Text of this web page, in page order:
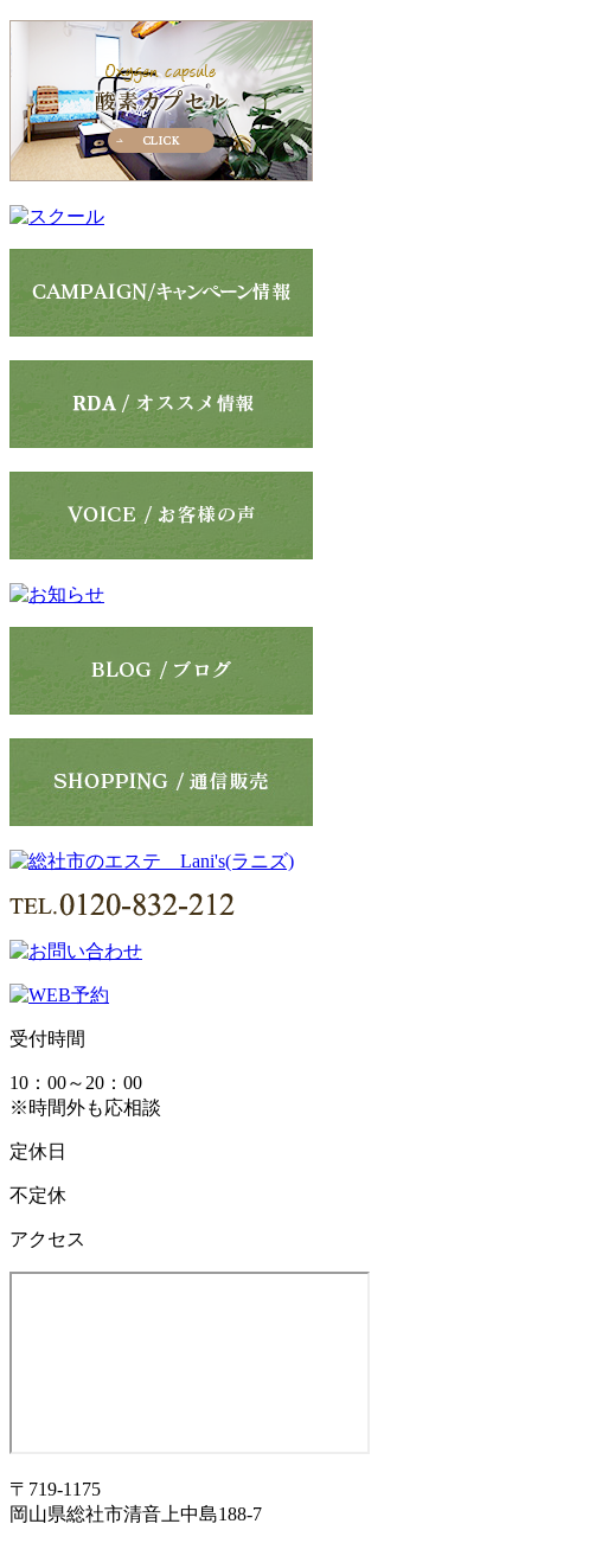
受付時間
10：00～20：00
※時間外も応相談
定休日
不定休
アクセス
〒719-1175
岡山県総社市清音上中島188-7